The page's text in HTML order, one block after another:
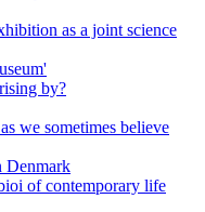
as a joint science
by?
we sometimes believe
Denmark
of contemporary life